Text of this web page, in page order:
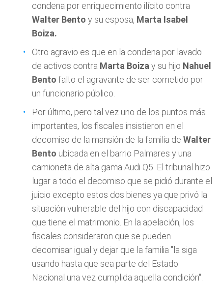
condena por enriquecimiento ilícito contra
Walter Bento y su esposa, Marta Isabel
Boiza.
Otro agravio es que en la condena por lavado
de activos contra Marta Boiza y su hijo Nahuel
Bento falto el agravante de ser cometido por
un funcionario público.
Por último, pero tal vez uno de los puntos más
importantes, los fiscales insistieron en el
decomiso de la mansión de la familia de Walter
Bento ubicada en el barrio Palmares y una
camioneta de alta gama Audi Q5. El tribunal hizo
lugar a todo el decomiso que se pidió durante el
juicio excepto estos dos bienes ya que privó la
situación vulnerable del hijo con discapacidad
que tiene el matrimonio. En la apelación, los
fiscales consideraron que se pueden
decomisar igual y dejar que la familia "la siga
usando hasta que sea parte del Estado
Nacional una vez cumplida aquella condición".